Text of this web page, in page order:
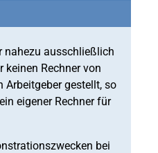
nahezu ausschließlich
Rechner von
Arbeitgeber gestellt, so
eigener Rechner für
bei